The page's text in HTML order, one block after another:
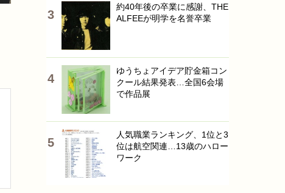
約40年後の卒業に感謝、THE
ALFEEが明学を名誉卒業
ゆうちょアイデア貯金箱コン
クール結果発表…全国6会場
で作品展
人気職業ランキング、1位と3
位は航空関連…13歳のハロー
ワーク